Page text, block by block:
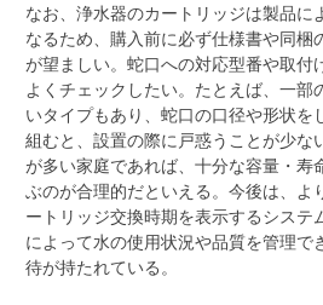
なお、浄水器のカートリッジは製品に
なるため、購入前に必ず仕様書や同梱
が望ましい。蛇口への対応型番や取付
よくチェックしたい。たとえば、一部
いタイプもあり、蛇口の口径や形状を
組むと、設置の際に戸惑うことが少な
が多い家庭であれば、十分な容量・寿
ぶのが合理的だといえる。今後は、よ
ートリッジ交換時期を表示するシステ
によって水の使用状況や品質を管理で
待が持たれている。